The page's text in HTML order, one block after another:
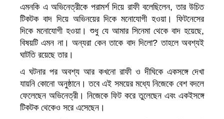
এমনকি এ অভিনেত্রীকে পরামর্শ দিয়ে রাফী বলেছিলেন, তার উচিত
টিকটক বাদ দিয়ে অভিনয়ের দিকে মনোযোগী হওয়া। ফিটনেসের
দিকে মনোযোগী হওয়া। শুধু যে আমার সিনেমা থেকে বাদ হয়েছে,
বিষয়টি এমন না। অন্যরা কেন তাকে বাদ দিলো? তাহলে অবশ্যই
ঘাটতি রয়েছে তার।
এ ঘটনার পর অবশ্য আর কখনো রাফী ও দীঘিকে একসঙ্গে দেখা
যায়নি কোনো অনুষ্ঠানে। তবে এই সময়ের মধ্যে নিজেকে বেশ বদলে
ফেলেছেন অভিনেত্রী। নিজেকে ফিট করে তুলেছেন এবং একইসঙ্গে
টিকটক থেকেও সরে এসেছেন।